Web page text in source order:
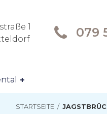
1
079
STARTSEITE /